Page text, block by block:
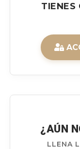
TIENES
¿AÚN
LLENA